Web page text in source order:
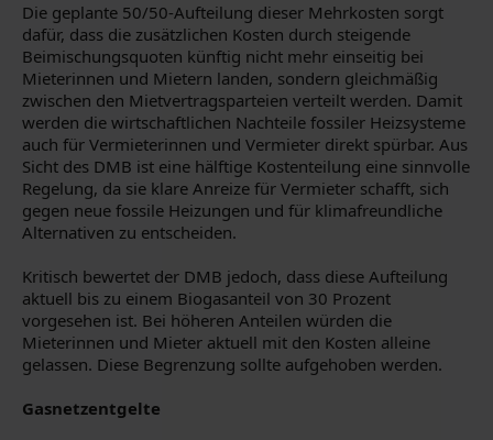
Die geplante 50/50-Aufteilung dieser Mehrkosten sorgt
dafür, dass die zusätzlichen Kosten durch steigende
Beimischungsquoten künftig nicht mehr einseitig bei
Mieterinnen und Mietern landen, sondern gleichmäßig
zwischen den Mietvertragsparteien verteilt werden. Damit
werden die wirtschaftlichen Nachteile fossiler Heizsysteme
auch für Vermieterinnen und Vermieter direkt spürbar. Aus
Sicht des DMB ist eine hälftige Kostenteilung eine sinnvolle
Regelung, da sie klare Anreize für Vermieter schafft, sich
gegen neue fossile Heizungen und für klimafreundliche
Alternativen zu entscheiden.
Kritisch bewertet der DMB jedoch, dass diese Aufteilung
aktuell bis zu einem Biogasanteil von 30 Prozent
vorgesehen ist. Bei höheren Anteilen würden die
Mieterinnen und Mieter aktuell mit den Kosten alleine
gelassen. Diese Begrenzung sollte aufgehoben werden.
Gasnetzentgelte